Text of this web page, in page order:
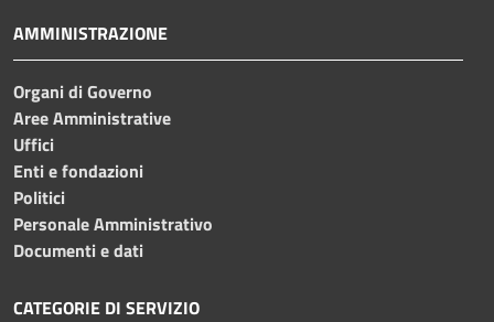
AMMINISTRAZIONE
Organi di Governo
Aree Amministrative
Uffici
Enti e fondazioni
Politici
Personale Amministrativo
Documenti e dati
CATEGORIE DI SERVIZIO